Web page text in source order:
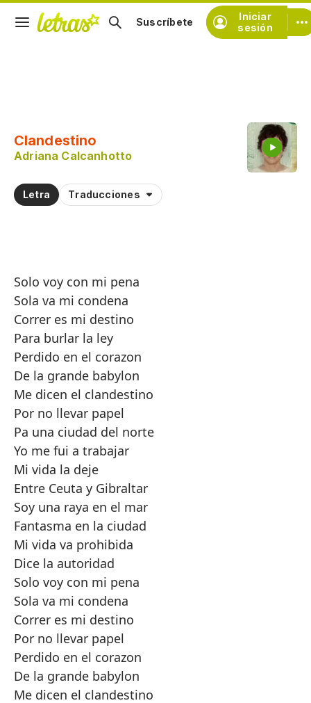
Iniciar
sesión
Suscríbete
Clandestino
Adriana Calcanhotto
Letra Traducciones
Solo voy con mi pena
Sola va mi condena
Correr es mi destino
Para burlar la ley
Perdido en el corazon
De la grande babylon
Me dicen el clandestino
Por no llevar papel
Pa una ciudad del norte
Yo me fui a trabajar
Mi vida la deje
Entre Ceuta y Gibraltar
Soy una raya en el mar
Fantasma en la ciudad
Mi vida va prohibida
Dice la autoridad
Solo voy con mi pena
Sola va mi condena
Correr es mi destino
Por no llevar papel
Perdido en el corazon
De la grande babylon
Me dicen el clandestino
Practicar la pronunciación de